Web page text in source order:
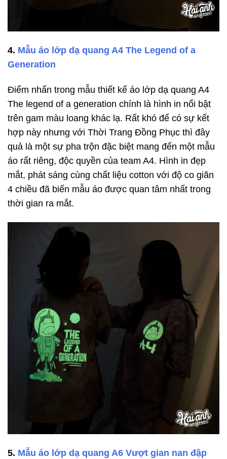
4. Mẫu áo lớp dạ quang A4 The Legend of a
Generation
Điểm nhấn trong mẫu thiết kế áo lớp dạ quang A4
The legend of a generation chính là hình in nổi bật
trên gam màu loang khác lạ. Rất khó để có sự kết
hợp này nhưng với Thời Trang Đồng Phục thì đây
quả là một sự pha trộn đặc biệt mang đến một mẫu
áo rất riêng, độc quyền của team A4. Hình in đẹp
mắt, phát sáng cùng chất liệu cotton với độ co giãn
4 chiều đã biến mẫu áo được quan tâm nhất trong
thời gian ra mắt.
5. Mẫu áo lớp dạ quang A6 Vượt gian nan đập